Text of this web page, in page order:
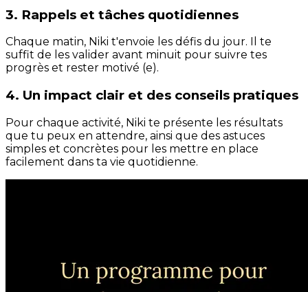
3. Rappels et tâches quotidiennes
Chaque matin, Niki t'envoie les défis du jour. Il te
suffit de les valider avant minuit pour suivre tes
progrès et rester motivé (e).
4. Un impact clair et des conseils pratiques
Pour chaque activité, Niki te présente les résultats
que tu peux en attendre, ainsi que des astuces
simples et concrètes pour les mettre en place
facilement dans ta vie quotidienne.